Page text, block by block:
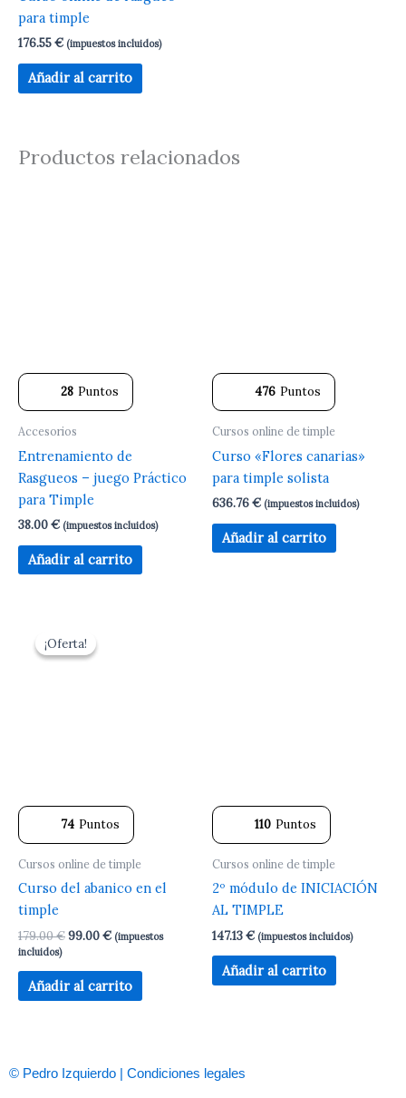
para timple
176.55€ (impuestos incluidos)
Añadir al carrito
Productos relacionados
28 Puntos
Accesorios
Entrenamiento de
Rasgueos – juego Práctico
para Timple
38.00€ (impuestos incluidos)
Añadir al carrito
476 Puntos
Cursos online de timple
Curso «Flores canarias»
para timple solista
636.76€ (impuestos incluidos)
Añadir al carrito
¡Oferta!
74 Puntos
¡Oferta!
Cursos online de timple
Curso del abanico en el
timple
179.00€
precio
original
99.00€ (impuestos
incluidos)
Añadir al carrito
110 Puntos
Cursos online de timple
2º módulo de INICIACIÓN
AL TIMPLE
147.13€ (impuestos incluidos)
Añadir al carrito
© Pedro Izquierdo | Condiciones legales